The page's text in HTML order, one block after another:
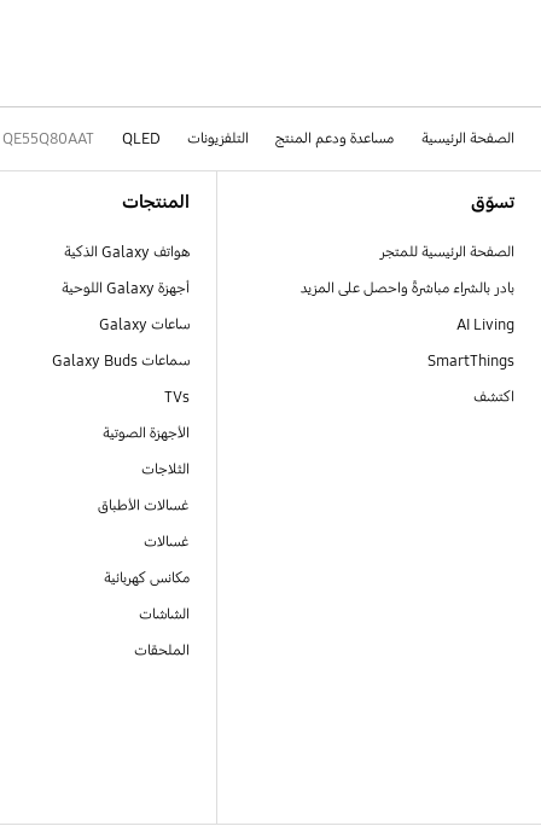
الصفحة الرئيسية مساعدة ودعم المنتج التلفزيونات QLED
QE55Q80AAT
تسوّق
الصفحة الرئيسية للمتجر
بادر بالشراء مباشرةً واحصل على المزيد
AI Living
SmartThings
اكتشف
المنتجات
هواتف Galaxy الذكية
أجهزة Galaxy اللوحية
ساعات Galaxy
سماعات Galaxy Buds
TVs
الأجهزة الصوتية
الثلاجات
غسالات الأطباق
غسالات
مكانس كهربائية
الشاشات
الملحقات